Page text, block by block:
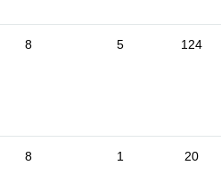
8 5 124
8 1 20